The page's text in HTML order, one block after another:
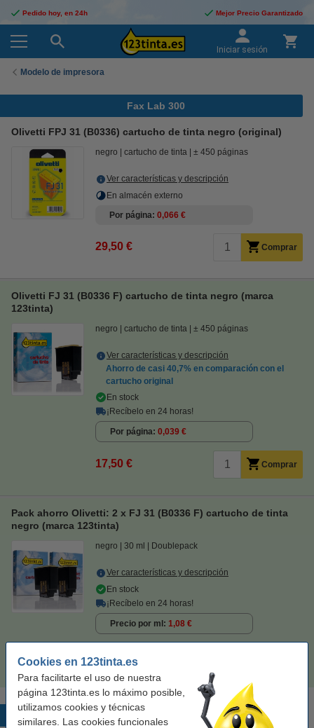
Cookies en 123tinta.es
Para facilitarte el uso de nuestra
página 123tinta.es lo máximo posible,
utilizamos cookies y técnicas
similares. Las cookies funcionales
Pedido hoy, en 24h Mejor Precio Garantizado
Iniciar sesión
Modelo de impresora
Fax Lab 300
Olivetti FPJ 31 (B0336) cartucho de tinta negro (original)
negro cartucho de tinta ± 450 páginas
Ver características y descripción
En almacén externo
Por página 0,066 €
29,50 € Comprar
Olivetti FJ 31 (B0336 F) cartucho de tinta negro (marca
123tinta)
negro cartucho de tinta ± 450 páginas
Ver características y descripción
Ahorro de casi 40,7% en comparación con el
cartucho original
En stock
¡Recíbelo en 24 horas!
Por página 0,039 €
17,50 € Comprar
Pack ahorro Olivetti: 2 x FJ 31 (B0336 F) cartucho de tinta
negro (marca 123tinta)
negro 30 ml Doublepack
Ver características y descripción
En stock
¡Recíbelo en 24 horas!
Precio por ml 1,08 €
32,50 €
Productos destacados